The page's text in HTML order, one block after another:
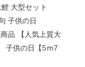
大型セット
子供の日
品 【人気上質大
子供の日【5m7